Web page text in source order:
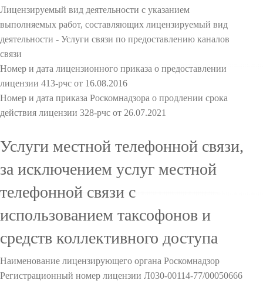
Лицензируемый вид деятельности с указанием
выполняемых работ, составляющих лицензируемый вид
деятельности - Услуги связи по предоставлению каналов
связи
Номер и дата лицензионного приказа о предоставлении
лицензии 413-рчс от 16.08.2016
Номер и дата приказа Роскомнадзора о продлении срока
действия лицензии 328-рчс от 26.07.2021
Услуги местной телефонной связи,
за исключением услуг местной
телефонной связи с
использованием таксофонов и
средств коллективного доступа
Наименование лицензирующего органа Роскомнадзор
Регистрационный номер лицензии Л030-00114-77/00050666